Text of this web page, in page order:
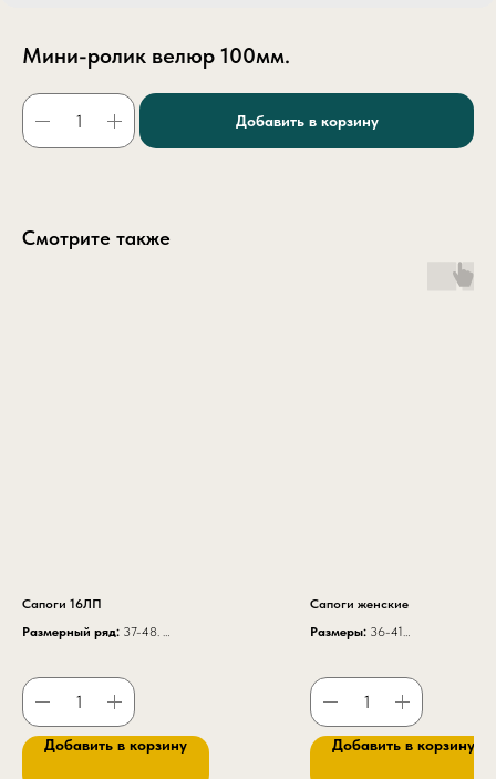
Мини-ролик велюр 100мм.
Добавить в корзину
Смотрите также
Сапоги 16ЛП
Размерный ряд: 37-48.
Подкладка
— текстиль.
В утепленной обуви
искусственный, шерстяной, натуральный.
Подносок— термопластичный,
Добавить в корзину
Сапоги женские
Размеры: 36-41
артикул К 17
Добавить в корзину